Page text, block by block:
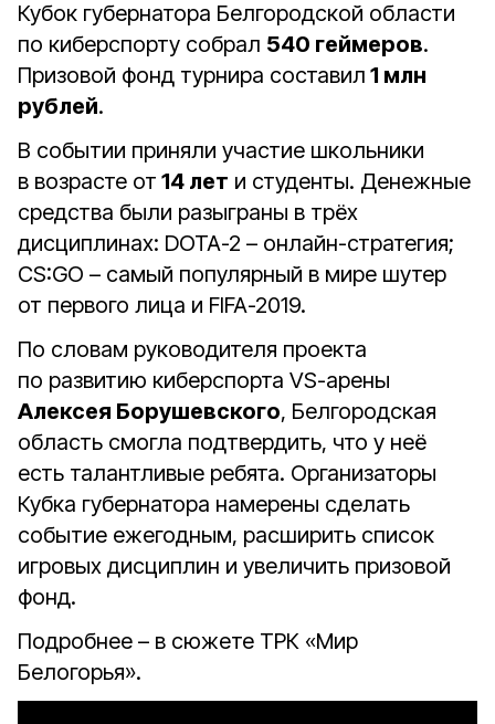
Кубок губернатора Белгородской области
по киберспорту собрал 540 геймеров.
Призовой фонд турнира составил 1 млн
рублей.
В событии приняли участие школьники
в возрасте от 14 лет и студенты. Денежные
средства были разыграны в трёх
дисциплинах: DOTA-2 – онлайн-стратегия;
CS:GO – самый популярный в мире шутер
от первого лица и FIFA-2019.
По словам руководителя проекта
по развитию киберспорта VS-арены
Алексея Борушевского, Белгородская
область смогла подтвердить, что у неё
есть талантливые ребята. Организаторы
Кубка губернатора намерены сделать
событие ежегодным, расширить список
игровых дисциплин и увеличить призовой
фонд.
Подробнее – в сюжете ТРК «Мир
Белогорья».